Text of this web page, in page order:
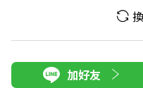
加好友